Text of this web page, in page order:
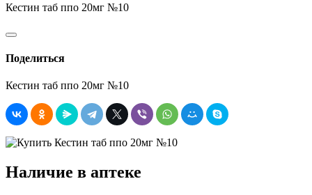
Кестин таб ппо 20мг №10
Поделиться
Кестин таб ппо 20мг №10
Наличие в аптеке